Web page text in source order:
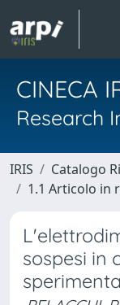
CINECA
Research
IRIS Catalogo
1.1 Articolo in
sospesi in